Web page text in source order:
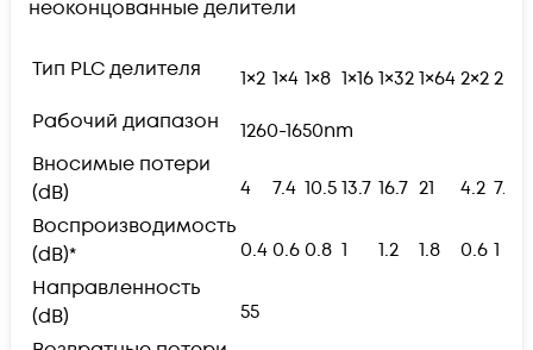
неоконцованные делители
Тип PLC делителя 1×2 1×4 1×8 1×161×321×642×22×4
Рабочий диапазон
1260-1650nm
Вносимые потери
(dB)
4 7.4 10.513.7 16.7 21 4.2 7.8
Воспроизводимость
(dB)*
0.40.60.8 1 1.2 1.8 0.6 1
Направленность
(dB)
55